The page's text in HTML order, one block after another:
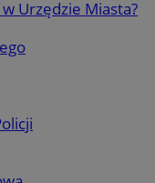
w Urzędzie Miasta?